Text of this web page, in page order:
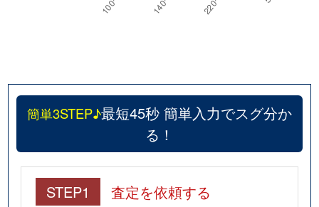
簡単3STEP♪最短45秒 簡単入力でスグ分か
る！
STEP1 査定を依頼する